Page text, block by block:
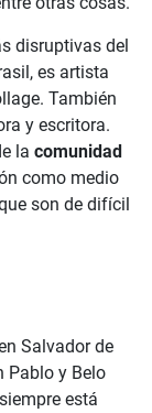
disruptivas del
es artista
También
y escritora.
la comunidad
como medio
son de difícil
Salvador de
Pablo y Belo
está